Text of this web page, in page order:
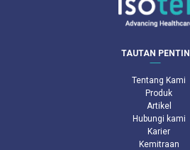
TAUTAN
Tentang Kami
Produk
Artikel
Hubungi kami
Karier
Kemitraan